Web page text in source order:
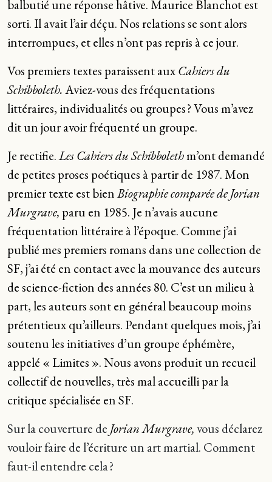
balbutié une réponse hâtive. Maurice Blanchot est
sorti. Il avait l’air déçu. Nos relations se sont alors
interrompues, et elles n’ont pas repris à ce jour.
Vos premiers textes paraissent auxCahiers du
Schibboleth.Aviez-vous des fréquentations
littéraires, individualités ou groupes ? Vous m’avez
dit un jour avoir fréquenté un groupe.
Je rectifie.Les Cahiers du Schibbolethm’ont demandé
de petites proses poétiques à partir de 1987. Mon
premier texte est bienBiographie comparée de Jorian
Murgrave, paru en 1985. Je n’avais aucune
fréquentation littéraire à l’époque. Comme j’ai
publié mes premiers romans dans une collection de
SF, j’ai été en contact avec la mouvance des auteurs
de science-fiction des années 80. C’est un milieu à
part, les auteurs sont en général beaucoup moins
prétentieux qu’ailleurs. Pendant quelques mois, j’ai
soutenu les initiatives d’un groupe éphémère,
appelé « Limites ». Nous avons produit un recueil
collectif de nouvelles, très mal accueilli par la
critique spécialisée en SF.
Sur la couverture de Jorian Murgrave,vous déclarez
vouloir faire de l’écriture un art martial. Comment
faut-il entendre cela ?